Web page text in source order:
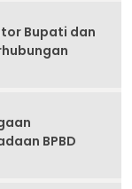
Bupati dan
BPBD